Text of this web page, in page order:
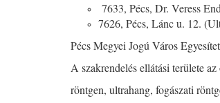
7633, Pécs, Dr. Veress
7626, Pécs, Lánc u. 12.
Pécs Megyei Jogú Város
A szakrendelés ellátási területe az
röntgen, ultrahang, fogászati